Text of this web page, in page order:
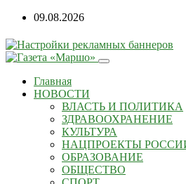
Перейти
содержанию
09.08.2026
Главная
НОВОСТИ
ВЛАСТЬ И ПОЛИТИКА
ЗДРАВООХРАНЕНИЕ
КУЛЬТУРА
НАЦПРОЕКТЫ
ОБРАЗОВАНИЕ
ОБЩЕСТВО